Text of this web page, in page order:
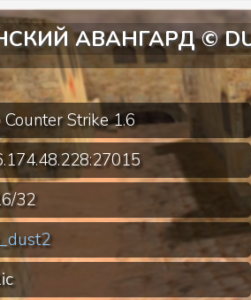
АВАНГАРД ©
Counter Strike 1.6
32